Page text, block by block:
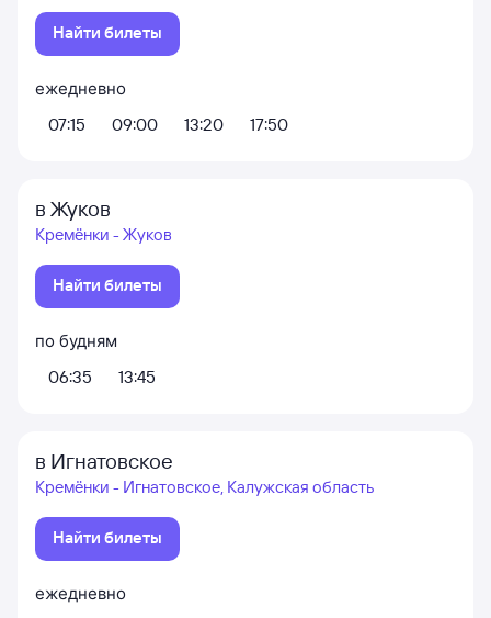
Найти билеты
ежедневно
07:15
09:00 13:20 17:50
в Жуков
Кремёнки - Жуков
Найти билеты
по будням
06:35
13:45
в Игнатовское
Кремёнки - Игнатовское, Калужская область
Найти билеты
ежедневно